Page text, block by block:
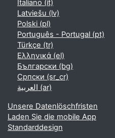
Italiano ‎(it)‎
Latviešu ‎(lv)‎
Polski ‎(pl)‎
Português - Portugal ‎(pt)‎
Türkçe ‎(tr)‎
Ελληνικά ‎(el)‎
Български ‎(bg)‎
Српски ‎(sr_cr)‎
العربية ‎(ar)‎
Unsere Datenlöschfristen
Laden Sie die mobile App
Standarddesign